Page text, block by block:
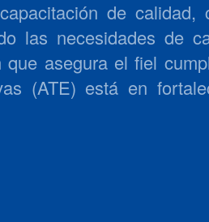
de
las necesidades de
asegura el fiel
(ATE) está en